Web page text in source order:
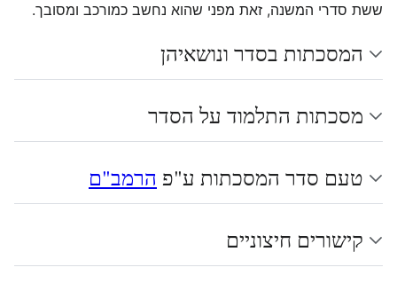
ששת סדרי המשנה, זאת מפני שהוא נחשב כמורכב ומסובך.
המסכתות בסדר ונושאיהן
מסכתות התלמוד על הסדר
טעם סדר המסכתות ע"פ הרמב"ם
קישורים חיצוניים